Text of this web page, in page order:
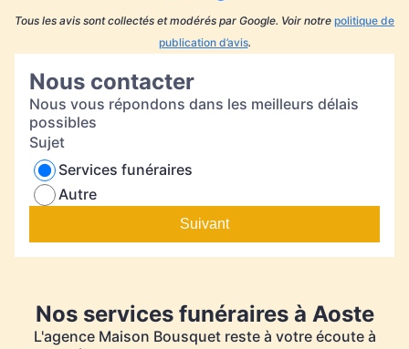
Tous les avis sont collectés et modérés par Google. Voir notre politique de
publication d’avis.
Nous contacter
Nous vous répondons dans les meilleurs délais
possibles
Sujet
Services funéraires
Autre
Suivant
Nos services funéraires à Aoste
L'agence Maison Bousquet reste à votre écoute à